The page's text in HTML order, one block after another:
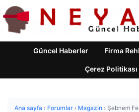
Güncel Haberler Firma
Çerez Politikası
Ana sayfa › Forumlar › Magazin › Şebnem